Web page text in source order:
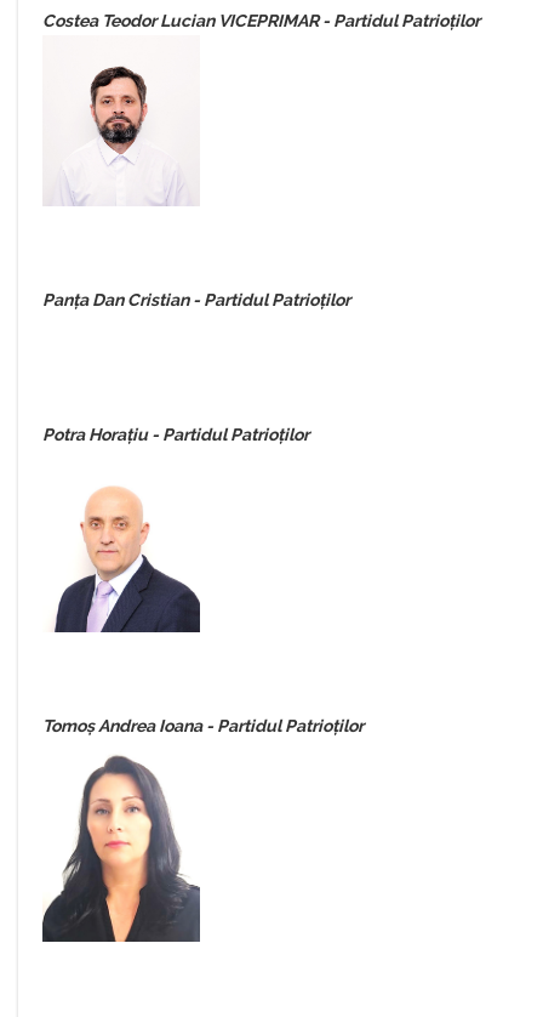
Costea Teodor Lucian VICEPRIMAR - Partidul Patrioților
Panța Dan Cristian - Partidul Patrioților
Potra Horațiu - Partidul Patrioților
Tomoș Andrea Ioana - Partidul Patrioților